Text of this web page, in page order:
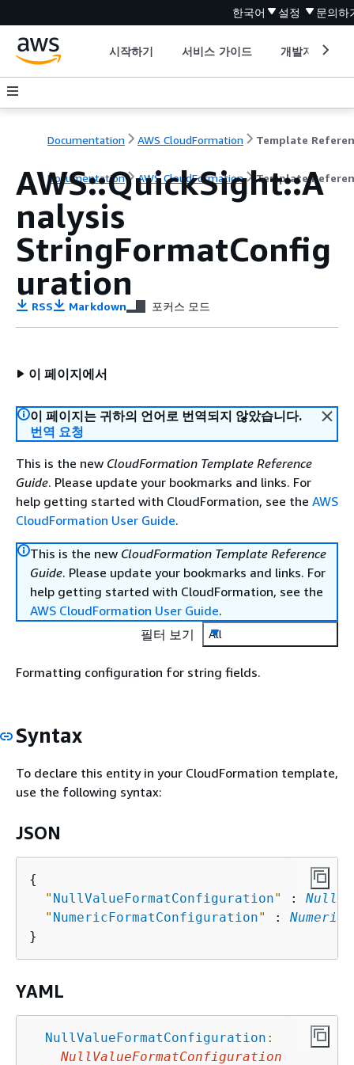
한국어 설정 문의하
시작하기 서비스 가이드 개발자 도구
Documentation AWS CloudFormation Template
Documentation AWS CloudFormation Template
AWS::QuickSight::A
nalysis
StringFormatConfig
uration
RSS Markdown 포커스 모드
이 페이지에서
이 페이지는 귀하의 언어로 번역되지 않았습니다.
번역 요청
This is the new CloudFormation Template Reference
Guide. Please update your bookmarks and links. For
help getting started with CloudFormation, see the AWS
CloudFormation User Guide.
This is the new CloudFormation Template Reference
Guide. Please update your bookmarks and links. For
help getting started with CloudFormation, see the
AWS CloudFormation User Guide.
필터 보기
All
Formatting configuration for string fields.
Syntax
To declare this entity in your CloudFormation template,
use the following syntax:
JSON
{
" NullValueFormatConfiguration" :
" NumericFormatConfiguration" :
YAML
NullValueFormatConfiguration :
NullValueFormatConfiguration